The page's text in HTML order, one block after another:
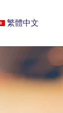
繁體中文